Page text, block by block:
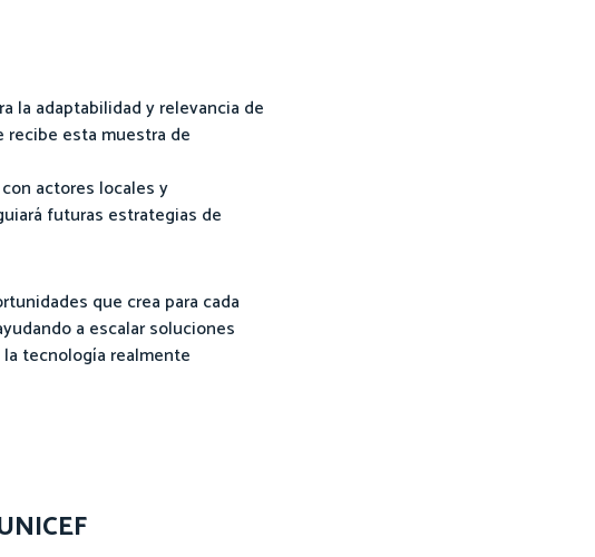
la adaptabilidad y relevancia de
esta muestra de
actores locales y
futuras estrategias de
que crea para cada
a escalar soluciones
tecnología realmente